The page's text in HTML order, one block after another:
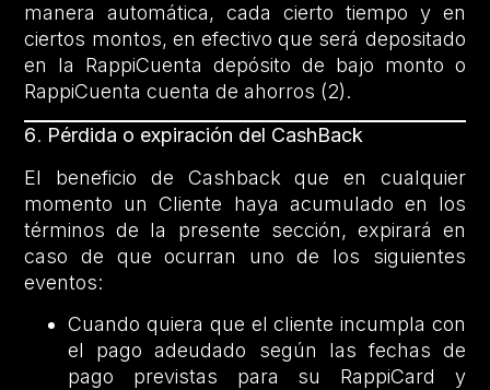
manera automática, cada cierto tiempo y en
ciertos montos, en efectivo que será depositado
en la RappiCuenta depósito de bajo monto o
RappiCuenta cuenta de ahorros (2).
6. Pérdida o expiración del CashBack
El beneficio de Cashback que en cualquier
momento un Cliente haya acumulado en los
términos de la presente sección, expirará en
caso de que ocurran uno de los siguientes
eventos:
Cuando quiera que el cliente incumpla con
el pago adeudado según las fechas de
pago previstas para su RappiCard y